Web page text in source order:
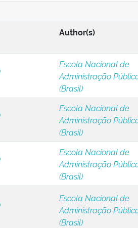
Author(s)
Escola Nacional de
Administração
(Brasil)
Escola Nacional de
Administração
(Brasil)
Escola Nacional de
Administração
(Brasil)
Escola Nacional de
Administração
(Brasil)